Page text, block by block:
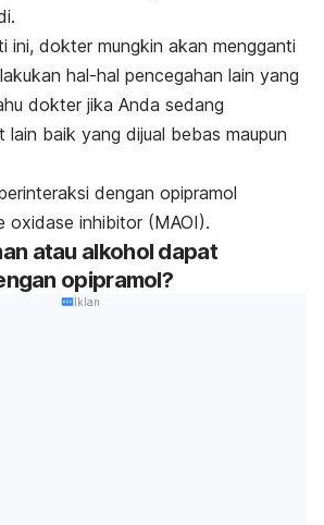
ini, dokter mungkin akan mengganti
hal-hal pencegahan lain yang
dokter jika Anda sedang
lain baik yang dijual bebas maupun
dengan opipramol
oxidase inhibitor (MAOI).
atau alkohol dapat
opipramol?
Iklan